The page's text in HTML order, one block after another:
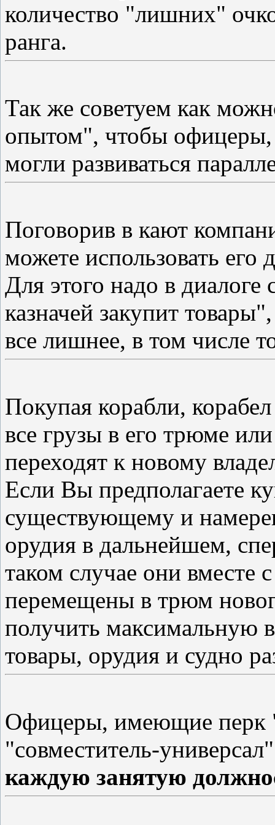
количество "лишних"
ранга.
Так же советуем как
опытом", чтобы
могли развиваться
Поговорив в кают
можете использовать его
Для этого надо в
казначей закупит
все лишнее, в том числе
Покупая корабли,
все грузы в его трюме
переходят к новому
Если Вы предполагаете
существующему и
орудия в дальнейшем,
таком случае они вместе
перемещены в трюм
получить максимальную
товары, орудия и судно
Офицеры, имеющие перк
"совместитель-
каждую занятую